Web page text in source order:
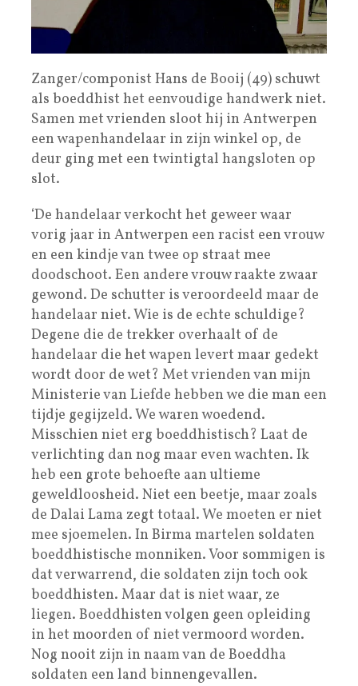
Zanger/componist Hans de Booij (49) schuwt
als boeddhist het eenvoudige handwerk niet.
Samen met vrienden sloot hij in Antwerpen
een wapenhandelaar in zijn winkel op, de
deur ging met een twintigtal hangsloten op
slot.
‘De handelaar verkocht het geweer waar
vorig jaar in Antwerpen een racist een vrouw
en een kindje van twee op straat mee
doodschoot. Een andere vrouw raakte zwaar
gewond. De schutter is veroordeeld maar de
handelaar niet. Wie is de echte schuldige?
Degene die de trekker overhaalt of de
handelaar die het wapen levert maar gedekt
wordt door de wet? Met vrienden van mijn
Ministerie van Liefde hebben we die man een
tijdje gegijzeld. We waren woedend.
Misschien niet erg boeddhistisch? Laat de
verlichting dan nog maar even wachten. Ik
heb een grote behoefte aan ultieme
geweldloosheid. Niet een beetje, maar zoals
de Dalai Lama zegt totaal. We moeten er niet
mee sjoemelen. In Birma martelen soldaten
boeddhistische monniken. Voor sommigen is
dat verwarrend, die soldaten zijn toch ook
boeddhisten. Maar dat is niet waar, ze
liegen. Boeddhisten volgen geen opleiding
in het moorden of niet vermoord worden.
Nog nooit zijn in naam van de Boeddha
soldaten een land binnengevallen.